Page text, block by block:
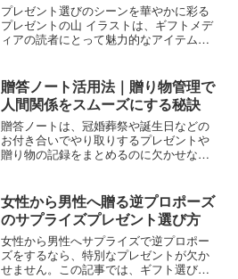
プレゼント選びのシーンを華やかに彩る
プレゼントの山 イラストは、ギフトメデ
ィアの読者にとって魅力的なアイテムで
記念日のお祝いにぴったりで、楽天や
Amazonで手に入る様...
贈答ノート活用法｜贈り物管理で
人間関係をスムーズにする秘訣
贈答ノートは、冠婚葬祭や誕生日などの
お付き合いでやり取りするプレゼントや
贈り物の記録をまとめるのに欠かせない
人間関係をスムーズに保てます。ギフト
選びメディアの読者向けに...
女性から男性へ贈る逆プロポーズ
のサプライズプレゼント選び方
女性から男性へサプライズで逆プロポー
ズをするなら、特別なプレゼントが欠か
せません。この記事では、ギフト選びの